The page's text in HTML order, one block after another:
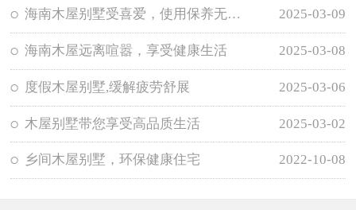
海南木屋别墅受喜爱，使用保养无需担忧 2025-03-09
海南木屋远离喧嚣，享受健康生活 2025-03-08
度假木屋别墅,缓解疲劳舒展 2025-03-06
木屋别墅带您享受高品质生活 2025-03-02
乡间木屋别墅，环保健康住宅 2022-10-08